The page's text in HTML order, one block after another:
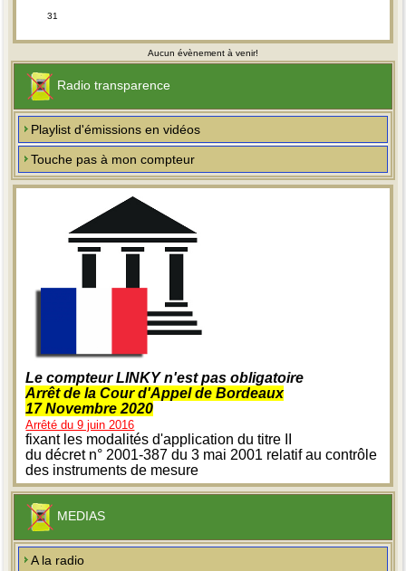
31
Aucun évènement à venir!
Radio transparence
Playlist d'émissions en vidéos
Touche pas à mon compteur
Le compteur LINKY n'est pas obligatoire
Arrêt de la Cour d'Appel de Bordeaux
17 Novembre 2020
Arrêté du 9 juin 2016
fixant les modalités d'application du titre II
du décret n° 2001-387 du 3 mai 2001 relatif au contrôle
des instruments de mesure
MEDIAS
A la radio